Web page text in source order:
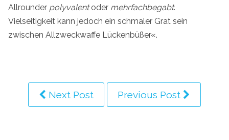
Allrounder polyvalentoder mehrfachbegabt.
Vielseitigkeit kann jedoch ein schmaler Grat sein
zwischen Allzweckwaffe Lückenbüßer«.
Next Post Previous Post